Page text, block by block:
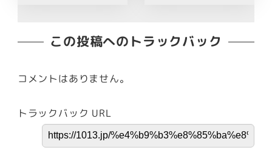
この投稿へのトラックバック
コメントはありません。
トラックバック URL